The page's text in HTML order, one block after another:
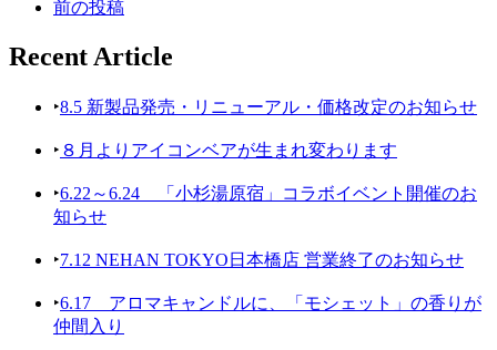
前の投稿
Recent Article
‣8.5 新製品発売・リニューアル・価格改定のお知らせ
‣ ８月よりアイコンベアが生まれ変わります
‣6.22～6.24 「小杉湯原宿」コラボイベント開催のお
知らせ
‣7.12 NEHAN TOKYO日本橋店 営業終了のお知らせ
‣6.17 アロマキャンドルに、「モシェット」の香りが
仲間入り